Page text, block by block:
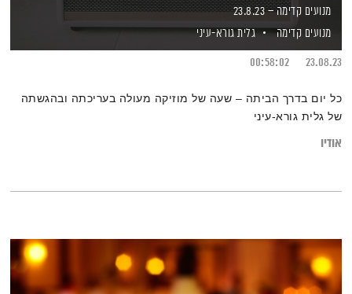
מנועים קדימה – 23.8.23
מנועים קדימה
גלית גורא-עיני
23.08.23
00:58:02
כל יום בדרך הביתה – שעה של מוזיקה מעולה בעריכתה ובהגשתה
של גלית גורא-עיני
אודיו